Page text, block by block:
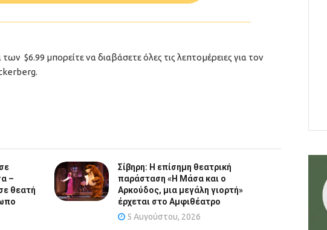
$6.99 μπορείτε να διαβάσετε όλες τις λεπτομέρειες για τον
–
θεατή
Σίβηρη: Η επίσημη θεατρική
παράσταση «Η Μάσα και ο
Αρκούδος, μια μεγάλη γιορτή»
έρχεται στο Αμφιθέατρο
5 Αυγούστου, 2026